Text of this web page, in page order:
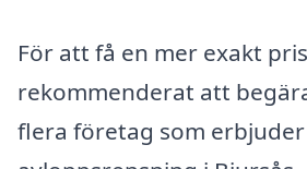
För att få en mer exakt
rekommenderat att
flera företag som erbjuder